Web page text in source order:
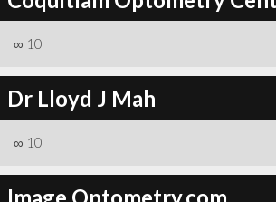
∞ 10
Dr Lloyd J Mah
∞ 10
Image Optometry.com